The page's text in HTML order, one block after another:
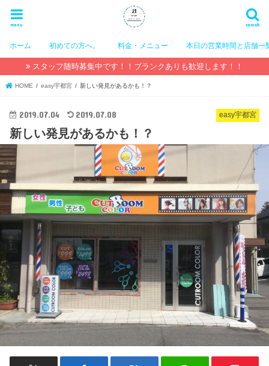
search
menu
ホーム 初めての方へ。 料金・メニュー 本日の営業時間と店舗一
スタッフ随時募集中です！！ブランクありも歓迎します！！
HOME easy宇都宮 新しい発見があるかも！？
easy宇都宮
2019.07.04 2019.07.08
新しい発見があるかも！？